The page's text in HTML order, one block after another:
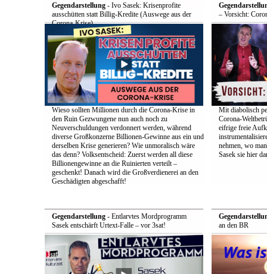
Gegendarstellung- Ivo Sasek: Krisenprofite
ausschütten statt Billig-Kredite (Auswege aus der
Corona-Krise)
Wieso sollten Millionen durch die Corona-Krise in
den Ruin Gezwungene nun auch noch zu
Neuverschuldungen verdonnert werden, während
diverse Großkonzerne Billionen-Gewinne aus ein und
derselben Krise generieren? Wie unmoralisch wäre
das denn? Volksentscheid: Zuerst werden all diese
Billionengewinne an die Ruinierten verteilt –
geschenkt! Danach wird die Großverdienerei an den
Geschädigten abgeschafft!
– Vorsicht:
Mit diabolisch
Corona-
eifrige freie
nehmen, wo
Sasek sie hier
Gegendarstellung- Entlarvtes Mordprogramm
Sasek entschärft Urtext-Falle – vor 3sat!
an den BR